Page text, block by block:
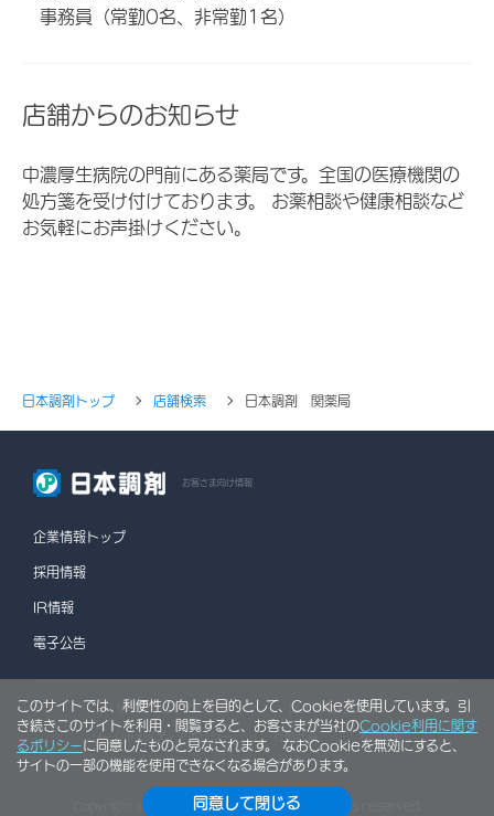
事務員（常勤0名、非常勤1名）
店舗からのお知らせ
中濃厚生病院の門前にある薬局です。全国の医療機関の
処方箋を受け付けております。 お薬相談や健康相談など
お気軽にお声掛けください。
日本調剤トップ 店舗検索 日本調剤 関薬局
お客さま向け情報
企業情報トップ
採用情報
IR情報
電子公告
情報セキュリティポリシー 個人情報保護方針
利用規約
サイトマップ
Copyright © NIHON CHOUZAI Co., Ltd. All rights reserved.
このサイトでは、利便性の向上を目的として、Cookieを使用しています。引
き続きこのサイトを利用・閲覧すると、お客さまが当社のCookie利用に関す
るポリシーに同意したものと見なされます。 なおCookieを無効にすると、
サイトの一部の機能を使用できなくなる場合があります。
同意して閉じる